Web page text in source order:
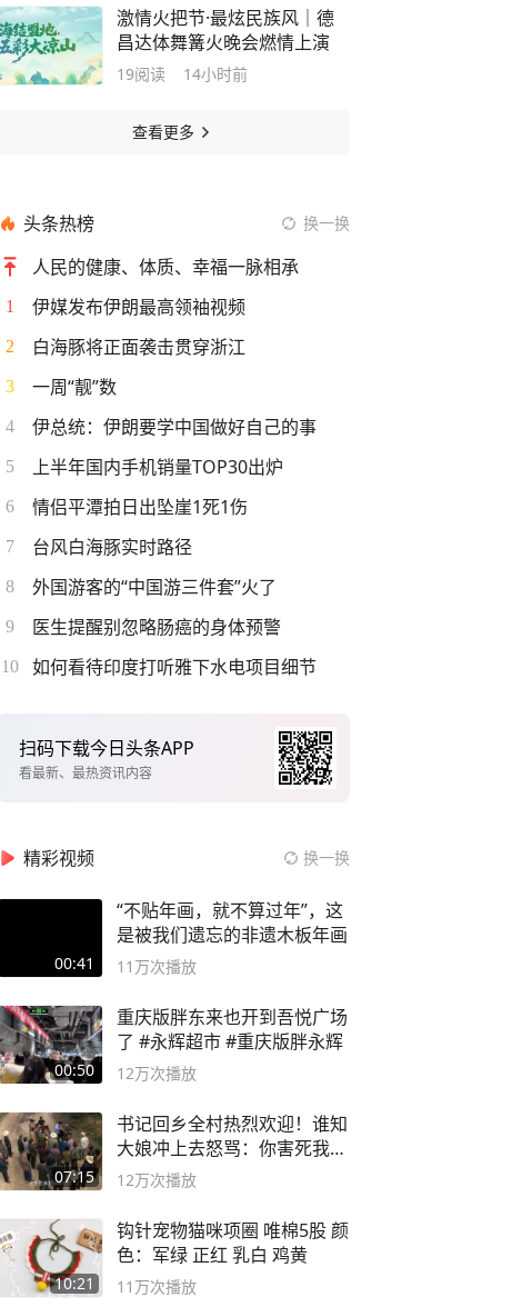
激情火把节·最炫民族风｜德
昌达体舞篝火晚会燃情上演
19阅读 14小时前
查看更多
头条热榜 换一换
人民的健康、体质、幸福一脉相承
1 伊媒发布伊朗最高领袖视频
2 白海豚将正面袭击贯穿浙江
3 一周“靓”数
4 伊总统：伊朗要学中国做好自己的事
5 上半年国内手机销量TOP30出炉
6 情侣平潭拍日出坠崖1死1伤
7 台风白海豚实时路径
8 外国游客的“中国游三件套”火了
9 医生提醒别忽略肠癌的身体预警
10 如何看待印度打听雅下水电项目细节
扫码下载今日头条APP
看最新、最热资讯内容
精彩视频 换一换
00:41
“不贴年画，就不算过年”，这
是被我们遗忘的非遗木板年画
11万次播放
00:50
重庆版胖东来也开到吾悦广场
了 #永辉超市 #重庆版胖永辉
12万次播放
07:15
书记回乡全村热烈欢迎！谁知
大娘冲上去怒骂：你害死我儿
子
12万次播放
10:21
钩针宠物猫咪项圈 唯棉5股 颜
色：军绿 正红 乳白 鸡黄
11万次播放